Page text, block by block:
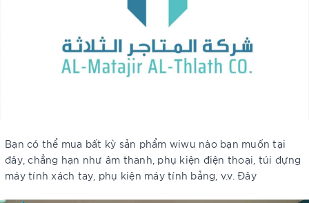
Bạn có thể mua bất kỳ sản phẩm wiwu nào bạn muốn tại
đây, chẳng hạn như âm thanh, phụ kiện điện thoại, túi đựng
máy tính xách tay, phụ kiện máy tính bảng, v.v. Đây